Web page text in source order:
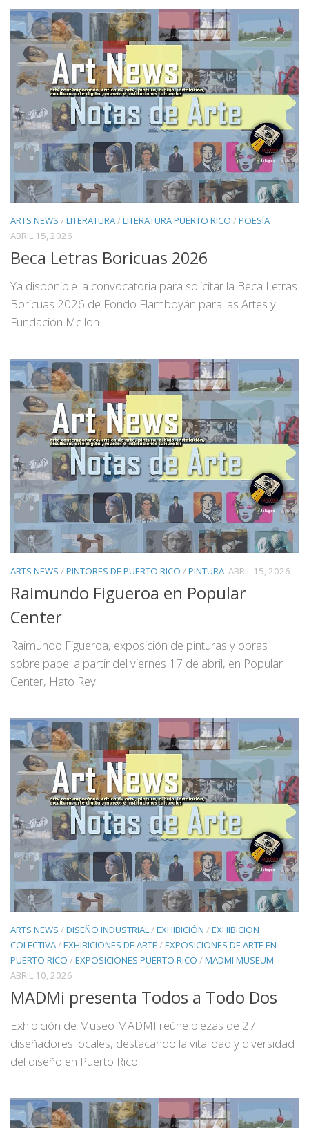
ARTS NEWS /LITERATURA/LITERATURA PUERTO RICO /POESÍA
ABRIL 15, 2026
Beca Letras Boricuas 2026
Ya disponible la convocatoria para solicitar la Beca Letras
Boricuas 2026 de Fondo Flamboyán para las Artes y
Fundación Mellon
ARTS NEWS /PINTORES DE PUERTO RICO /PINTURA ABRIL 15, 2026
Raimundo Figueroa en Popular
Center
Raimundo Figueroa, exposición de pinturas y obras
sobre papel a partir del viernes 17 de abril, en Popular
Center, Hato Rey.
ARTS NEWS /DISEÑO INDUSTRIAL/EXHIBICIÓN /EXHIBICION
COLECTIVA/EXHIBICIONES DE ARTE /EXPOSICIONES DE ARTE EN
PUERTO RICO /EXPOSICIONES PUERTO RICO /MADMI MUSEUM
ABRIL 10, 2026
MADMi presenta Todos a Todo Dos
Exhibición de Museo MADMI reúne piezas de 27
diseñadores locales, destacando la vitalidad y diversidad
del diseño en Puerto Rico.